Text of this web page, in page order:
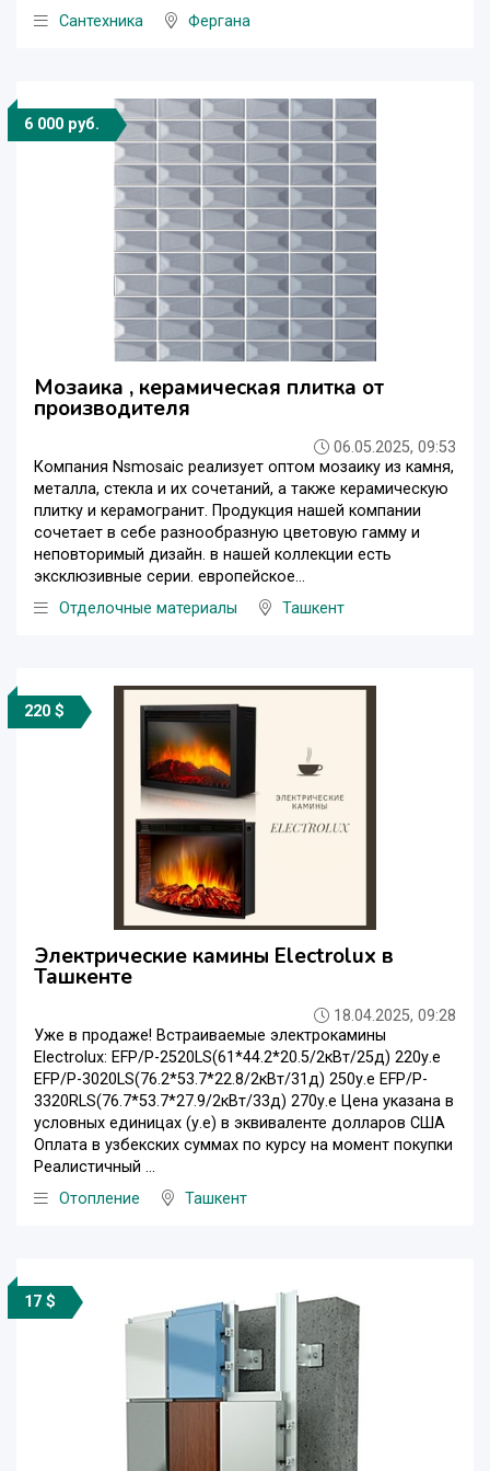
Сантехника
Фергана
6 000 руб.
Мозаика , керамическая плитка от
производителя
06.05.2025, 09:53
Компания Nsmosaic реализует оптом мозаику из камня,
металла, стекла и их сочетаний, а также керамическую
плитку и керамогранит. Продукция нашей компании
сочетает в себе разнообразную цветовую гамму и
неповторимый дизайн. в нашей коллекции есть
эксклюзивные серии. европейское...
Отделочные материалы
Ташкент
220 $
Электрические камины Electrolux в
Ташкенте
18.04.2025, 09:28
Уже в продаже! Встраиваемые электрокамины
Electrolux: EFP/P-2520LS(61*44.2*20.5/2кВт/25д) 220у.е
EFP/P-3020LS(76.2*53.7*22.8/2кВт/31д) 250у.е EFP/P-
3320RLS(76.7*53.7*27.9/2кВт/33д) 270у.е Цена указана в
условных единицах (у.е) в эквиваленте долларов США
Оплата в узбекских суммах по курсу на момент покупки
Реалистичный ...
Отопление
Ташкент
17 $